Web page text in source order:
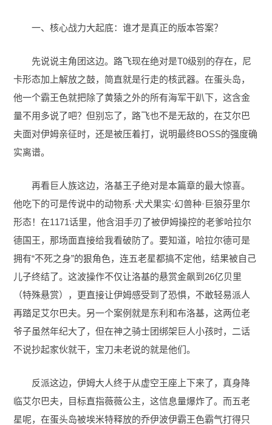
一、核心战力大起底：谁才是真正的版本答案？
先说说主角团这边。路飞现在绝对是T0级别的存在，尼
卡形态加上解放之鼓，简直就是行走的核武器。在蛋头岛，
他一个霸王色就把除了黄猿之外的所有海军干趴下，这含金
量不用多说了吧？但别忘了，路飞也不是无敌的，在艾尔巴
夫面对伊姆亲征时，还是被压着打，说明最终BOSS的强度确
实离谱。
再看巨人族这边，洛基王子绝对是本篇章的最大惊喜。
他吃下的可是传说中的动物系·犬犬果实·幻兽种·巨狼芬里尔
形态！在1171话里，他含泪手刃了被伊姆操控的老爹哈拉尔
德国王，那场面直接给我看破防了。要知道，哈拉尔德可是
拥有“不死之身”的狠角色，连五老星都搞不定他，结果被自己
儿子终结了。这波操作不仅让洛基的悬赏金飙到26亿贝里
（特殊悬赏），更直接让伊姆感受到了恐惧，不敢轻易派人
再踏足艾尔巴夫。另一个案例就是东利和布洛基，这两位老
爷子虽然年纪大了，但在神之骑士团绑架巨人小孩时，二话
不说抄起家伙就干，宝刀未老说的就是他们。
反派这边，伊姆大人终于从虚空王座上下来了，真身降
临艾尔巴夫，目标直指薇薇公主，这信息量爆炸了。而五老
星呢，在蛋头岛被埃米特释放的乔伊波伊霸王色霸气打得只